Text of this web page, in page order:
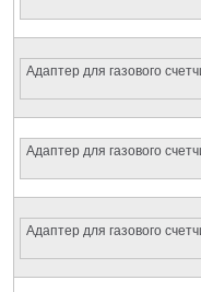
Адаптер для газового
Адаптер для газового
Адаптер для газового